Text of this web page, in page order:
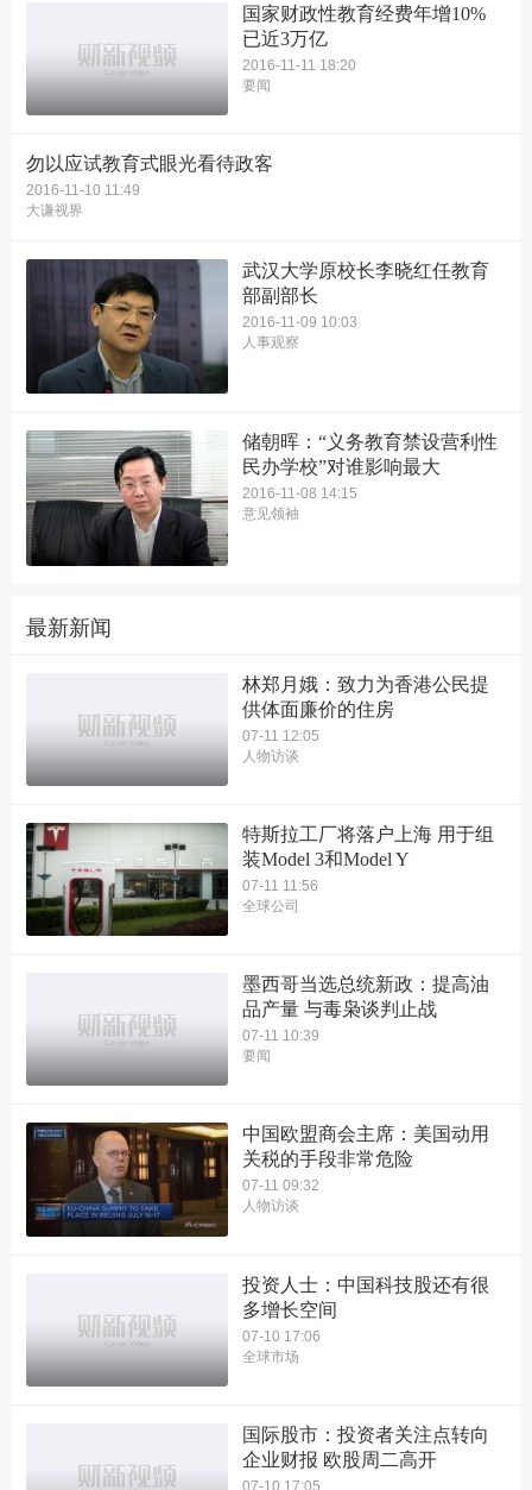
国家财政性教育经费年增10%
已近3万亿
2016-11-11 18:20
要闻
勿以应试教育式眼光看待政客
2016-11-10 11:49
大谦视界
武汉大学原校长李晓红任教育
部副部长
2016-11-09 10:03
人事观察
储朝晖：“义务教育禁设营利性
民办学校”对谁影响最大
2016-11-08 14:15
意见领袖
最新新闻
林郑月娥：致力为香港公民提
供体面廉价的住房
07-11 12:05
人物访谈
特斯拉工厂将落户上海 用于组
装Model 3和Model Y
07-11 11:56
全球公司
墨西哥当选总统新政：提高油
品产量 与毒枭谈判止战
07-11 10:39
要闻
中国欧盟商会主席：美国动用
关税的手段非常危险
07-11 09:32
人物访谈
投资人士：中国科技股还有很
多增长空间
07-10 17:06
全球市场
国际股市：投资者关注点转向
企业财报 欧股周二高开
07-10 17:05